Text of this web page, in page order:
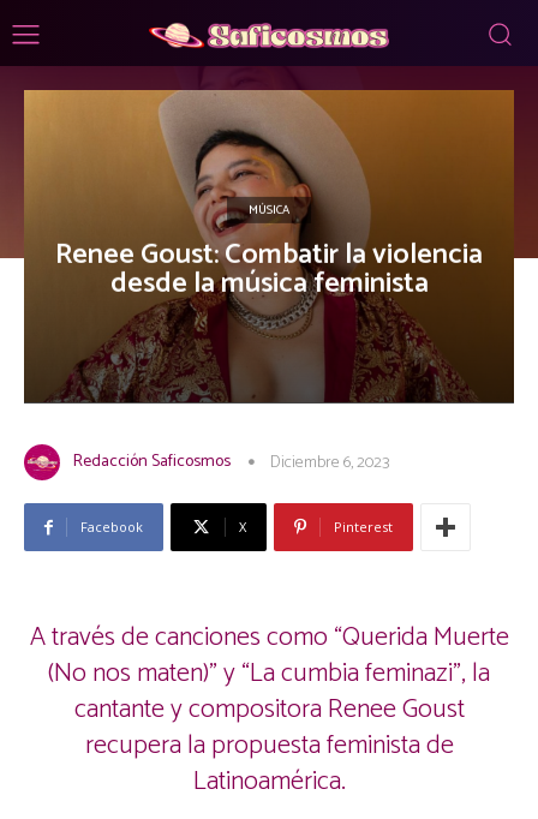
MÚSICA
Renee Goust: Combatir la violencia
desde la música feminista
Redacción Saficosmos Diciembre 6, 2023
Facebook X Pinterest
A través de canciones como “Querida Muerte
(No nos maten)” y “La cumbia feminazi”, la
cantante y compositora Renee Goust
recupera la propuesta feminista de
Latinoamérica.